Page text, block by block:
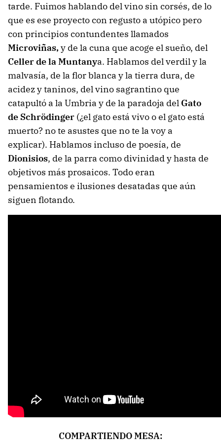
tarde. Fuimos hablando del vino sin corsés, de lo
que es ese proyecto con regusto a utópico pero
con principios contundentes llamados
Microviñas, y de la cuna que acoge el sueño, del
Celler de la Muntanya. Hablamos del verdil y la
malvasía, de la flor blanca y la tierra dura, de
acidez y taninos, del vino sagrantino que
catapultó a la Umbria y de la paradoja del Gato
de Schrödinger (¿el gato está vivo o el gato está
muerto? no te asustes que no te la voy a
explicar). Hablamos incluso de poesía, de
Dionisios, de la parra como divinidad y hasta de
objetivos más prosaicos. Todo eran
pensamientos e ilusiones desatadas que aún
siguen flotando.
COMPARTIENDO MESA: